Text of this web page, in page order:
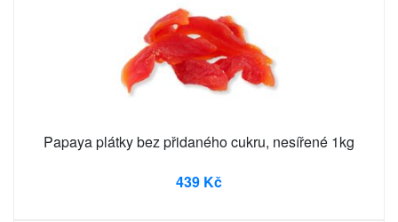
Papaya plátky bez přidaného cukru, nesířené 1kg
439 Kč